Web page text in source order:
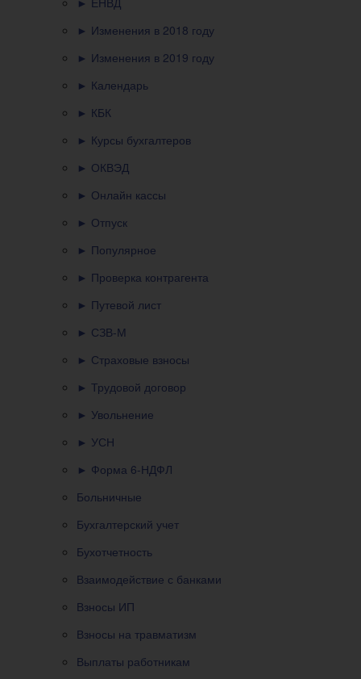
► Изменения в 2018 году
► Изменения в 2019 году
► Календарь
► КБК
► Курсы бухгалтеров
► ОКВЭД
► Онлайн кассы
► Отпуск
► Популярное
► Проверка контрагента
► Путевой лист
► СЗВ-М
► Страховые взносы
► Трудовой договор
► Увольнение
► УСН
► Форма 6-НДФЛ
Больничные
Бухгалтерский учет
Бухотчетность
Взаимодействие с банками
Взносы ИП
Взносы на травматизм
Выплаты работникам